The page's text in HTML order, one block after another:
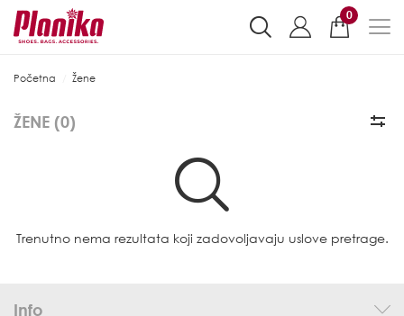
0
Početna Žene
ŽENE (0)
Trenutno nema rezultata koji zadovoljavaju uslove pretrage.
Info